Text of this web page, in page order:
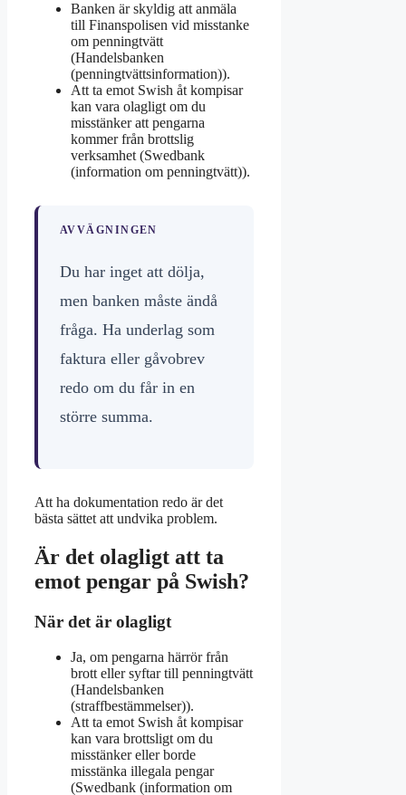
Banken är skyldig att anmäla
till Finanspolisen vid misstanke
om penningtvätt
(Handelsbanken
(penningtvättsinformation)).
Att ta emot Swish åt kompisar
kan vara olagligt om du
misstänker att pengarna
kommer från brottslig
verksamhet (Swedbank
(information om penningtvätt)).
AVVÄGNINGEN
Du har inget att dölja,
men banken måste ändå
fråga. Ha underlag som
faktura eller gåvobrev
redo om du får in en
större summa.
Att ha dokumentation redo är det
bästa sättet att undvika problem.
Är det olagligt att ta
emot pengar på Swish?
När det är olagligt
Ja, om pengarna härrör från
brott eller syftar till penningtvätt
(Handelsbanken
(straffbestämmelser)).
Att ta emot Swish åt kompisar
kan vara brottsligt om du
misstänker eller borde
misstänka illegala pengar
(Swedbank (information om